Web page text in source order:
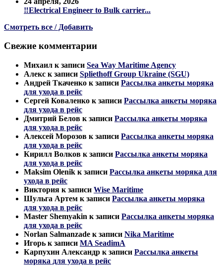
‼️Electrical Engineer to Bulk carrier...
Смотреть все / Добавить
Свежие комментарии
Михаил к записи Sea Way Maritime Agency
Алекс к записи Spliethoff Group Ukraine (SGU)
Андрей Ткаченко к записи Рассылка анкеты моряка
для ухода в рейс
Сергей Коваленко к записи Рассылка анкеты моряка
для ухода в рейс
Дмитрий Белов к записи Рассылка анкеты моряка
для ухода в рейс
Алексей Морозов к записи Рассылка анкеты моряка
для ухода в рейс
Кирилл Волков к записи Рассылка анкеты моряка
для ухода в рейс
Maksim Olenik к записи Рассылка анкеты моряка для
ухода в рейс
Виктория к записи Wise Maritime
Шульга Артем к записи Рассылка анкеты моряка
для ухода в рейс
Master Shemyakin к записи Рассылка анкеты моряка
для ухода в рейс
Norlan Salmanzade к записи Nika Maritime
Игорь к записи MA SeadimA
Карпухин Александр к записи Рассылка анкеты
моряка для ухода в рейс